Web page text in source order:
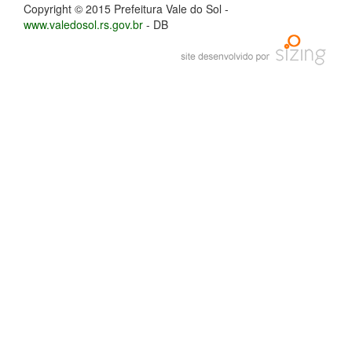
Copyright © 2015 Prefeitura Vale do Sol -
www.valedosol.rs.gov.br - DB